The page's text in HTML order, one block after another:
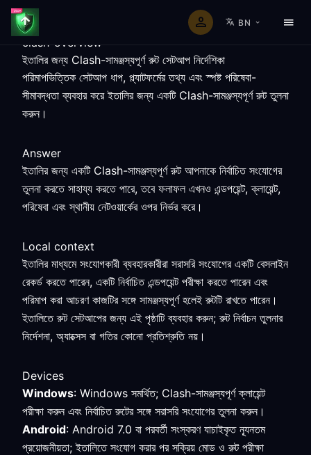
BN
clash-overview
ইতালির জন্য Clash-সামঞ্জস্যপূর্ণ রুট সেটআপ নির্দেশিকা
পরিমাপভিত্তিক সেটআপ ধাপ, প্ল্যাটফর্মের তথ্য এবং স্পষ্ট পরিষেবা-
সীমাবদ্ধতা ব্যবহার করে ইতালির জন্য একটি Clash-সামঞ্জস্যপূর্ণ রুট তুলনা
করুন।
Answer
ইতালির জন্য একটি Clash-সামঞ্জস্যপূর্ণ রুট আপনাকে নির্বাচিত সংযোগের
তুলনা করতে সাহায্য করতে পারে, তবে ফলাফল এখনও এন্ডপয়েন্ট, ক্লায়েন্ট,
পরিষেবা এবং স্থানীয় নেটওয়ার্কের ওপর নির্ভর করে।
Local context
ইতালির মাধ্যমে সংযোগকারী ব্যবহারকারীরা সরাসরি সংযোগের একটি বেসলাইন
রেকর্ড করতে পারেন, একটি নির্বাচিত এন্ডপয়েন্ট পরীক্ষা করতে পারেন এবং
পরিমাপ করা আচরণ কাজটির সঙ্গে সামঞ্জস্যপূর্ণ হলেই রুটটি রাখতে পারেন।
ইতালিতে রুট সেটআপের জন্য এই পৃষ্ঠাটি ব্যবহার করুন; রুট নির্বাচন তুলনার
নির্দেশনা, অ্যাক্সেস বা গতির কোনো প্রতিশ্রুতি নয়।
Devices
Windows: Windows সমর্থিত; Clash-সামঞ্জস্যপূর্ণ ক্লায়েন্ট
পরীক্ষা করুন এবং নির্বাচিত রুটের সঙ্গে সরাসরি সংযোগের তুলনা করুন।
Android: Android 7.0 বা পরবর্তী সংস্করণ যাচাইকৃত ন্যূনতম
প্রয়োজনীয়তা; ইতালিতে সংযোগ করার পর সক্রিয় মোড ও রুট পরীক্ষা